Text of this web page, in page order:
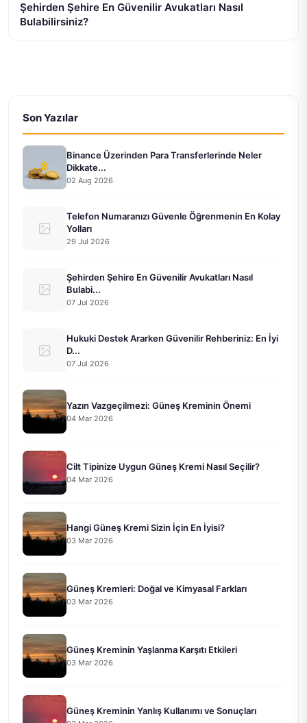
Şehirden Şehire En Güvenilir Avukatları Nasıl
Bulabilirsiniz?
Son Yazılar
Binance Üzerinden Para Transferlerinde Neler
Dikkate...
02 Aug 2026
Telefon Numaranızı Güvenle Öğrenmenin En Kolay
Yolları
29 Jul 2026
Şehirden Şehire En Güvenilir Avukatları Nasıl
Bulabi...
07 Jul 2026
Hukuki Destek Ararken Güvenilir Rehberiniz: En İyi
D...
07 Jul 2026
Yazın Vazgeçilmezi: Güneş Kreminin Önemi
04 Mar 2026
Cilt Tipinize Uygun Güneş Kremi Nasıl Seçilir?
04 Mar 2026
Hangi Güneş Kremi Sizin İçin En İyisi?
03 Mar 2026
Güneş Kremleri: Doğal ve Kimyasal Farkları
03 Mar 2026
Güneş Kreminin Yaşlanma Karşıtı Etkileri
03 Mar 2026
Güneş Kreminin Yanlış Kullanımı ve Sonuçları